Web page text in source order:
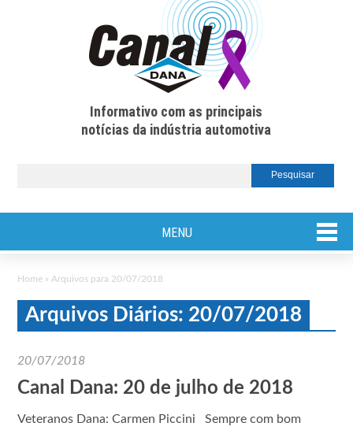
Informativo com as principais
notícias da indústria automotiva
MENU
Home » Arquivos para 20/07/2018
Arquivos Diários: 20/07/2018
20/07/2018
Canal Dana: 20 de julho de 2018
Veteranos Dana: Carmen Piccini Sempre com bom